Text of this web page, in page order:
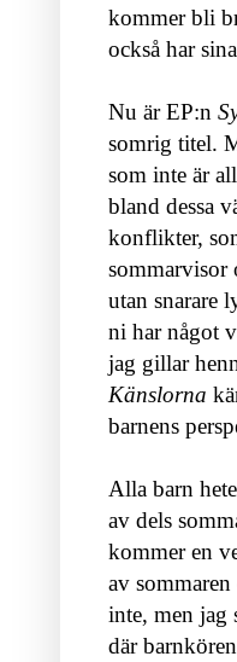
kommer bli
också har
Nu är EP:n
somrig titel.
som inte är
bland dessa
konflikter,
sommarvisor
utan snarare
ni har något
jag gillar
Känslorna
barnens
Alla barn
av dels
kommer en
av
inte, men jag
där